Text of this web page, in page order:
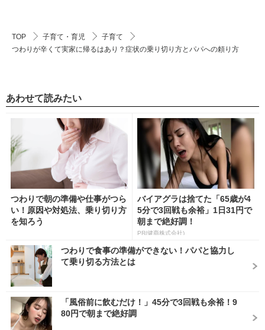
TOP 子育て・育児
子育て
つわりが辛くて実家に帰るはあり？症状の乗り切り方とパパへの頼り方
あわせて読みたい
つわりで朝の準備や仕事がつら
い！原因や対処法、乗り切り方
を知ろう
バイアグラは捨てた「65歳が4
5分で3回戦も余裕」1日31円で
朝まで絶好調！
PR(健商株式会社)
つわりで食事の準備ができない！パパと協力し
て乗り切る方法とは
「風俗前に飲むだけ！」45分で3回戦も余裕！9
80円で朝まで絶好調